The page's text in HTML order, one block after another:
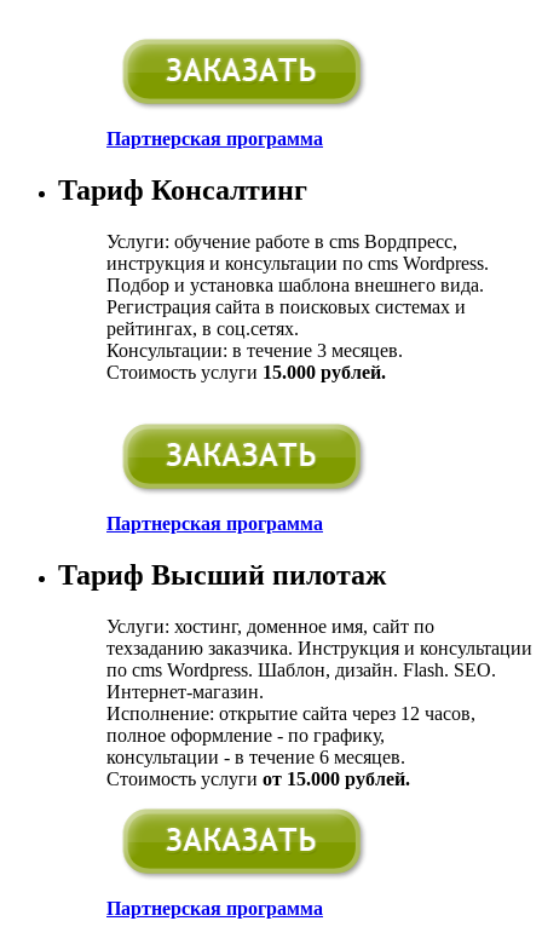
Партнерская программа
Тариф Консалтинг
Услуги: обучение работе в cms Вордпресс,
инструкция и консультации по cms Wordpress.
Подбор и установка шаблона внешнего вида.
Регистрация сайта в поисковых системах и
рейтингах, в соц.сетях.
Консультации: в течение 3 месяцев.
Стоимость услуги 15.000 рублей.
Партнерская программа
Тариф Высший пилотаж
Услуги: хостинг, доменное имя, сайт по
техзаданию заказчика. Инструкция и консультации
по cms Wordpress. Шаблон, дизайн. Flash. SEO.
Интернет-магазин.
Исполнение: открытие сайта через 12 часов,
полное оформление - по графику,
консультации - в течение 6 месяцев.
Стоимость услуги от 15.000 рублей.
Партнерская программа